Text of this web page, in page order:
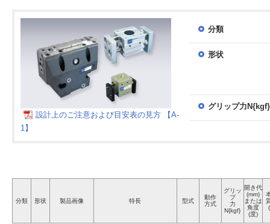
設計上のご注意および目安表の見方 【A-
1】
分類
形状
グリップ力N{kgf}
分類 形状 製品画像 特長 型式
動作
方式
グリッ
プ
力
N{kgf}
開き代
(mm)
または
角度
(度)